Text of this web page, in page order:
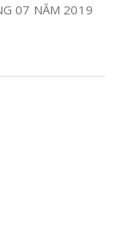
07 NĂM 2019